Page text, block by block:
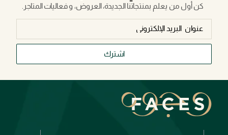
كن أول من يعلم بمنتجاتنا الجديدة، العروض، و فعاليات المتاجر.
اشترك